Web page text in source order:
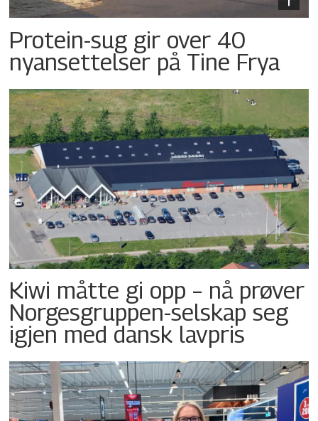
Protein-sug gir over 40
nyansettelser på Tine Frya
Kiwi måtte gi opp – nå prøver
Norgesgruppen-selskap seg
igjen med dansk lavpris